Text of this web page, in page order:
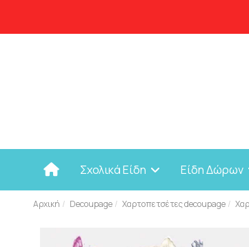
Σχολικά Είδη Είδη Δώρων
Αρχική Decoupage Χαρτοπετσέτες decoupage